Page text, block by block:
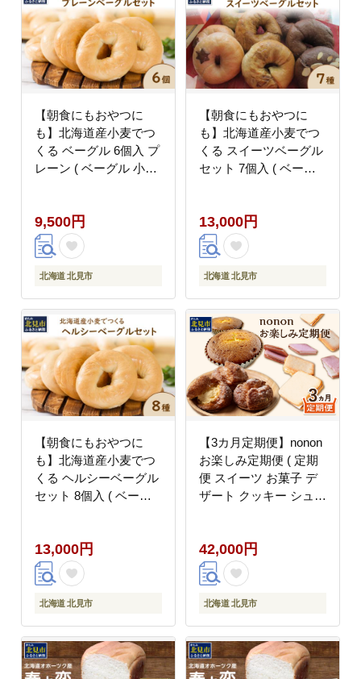
【朝食にもおやつに
も】北海道産小麦でつ
くる ベーグル 6個入 プ
レーン ( ベーグル 小麦
)【049-0010】
9,500円
北海道 北見市
【朝食にもおやつに
も】北海道産小麦でつ
くる スイーツベーグル
セット 7個入 ( ベーグ
ー シナモンレーズン 紅
茶 金時豆 )【049-
0009】
13,000円
北海道 北見市
【朝食にもおやつに
も】北海道産小麦でつ
くる ヘルシーベーグル
セット 8個入 ( ベーグ
イッチ )【049-0008】
13,000円
北海道 北見市
【3カ月定期便】nonon
お楽しみ定期便 ( 定期
便 スイーツ お菓子 デ
ザート クッキー シュー
ご褒美 ふるさと納税 )
【999-0255】
42,000円
北海道 北見市